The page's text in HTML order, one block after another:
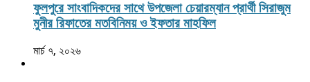
ফুলপুরে সাংবাদিকদের সাথে উপজেলা চেয়ারম্যান প্রার্থী সিরাজুম
মুনীর রিফাতের মতবিনিময় ও ইফতার মাহফিল
মার্চ ৭, ২০২৬